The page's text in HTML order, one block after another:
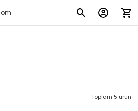
Toplam 5 ürün